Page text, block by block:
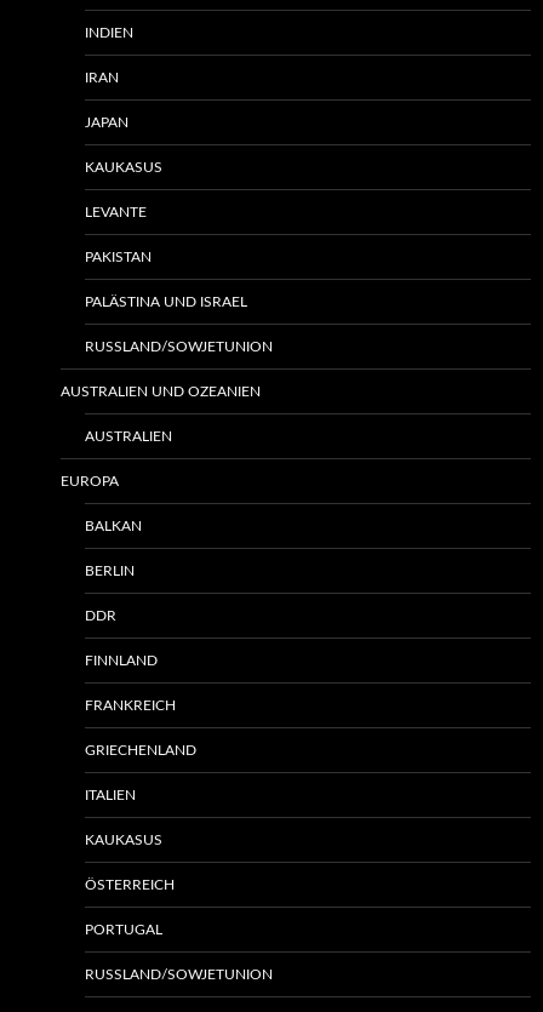
INDIEN
IRAN
JAPAN
KAUKASUS
LEVANTE
PAKISTAN
PALÄSTINA UND ISRAEL
RUSSLAND/SOWJETUNION
AUSTRALIEN UND OZEANIEN
AUSTRALIEN
EUROPA
BALKAN
BERLIN
DDR
FINNLAND
FRANKREICH
GRIECHENLAND
ITALIEN
KAUKASUS
ÖSTERREICH
PORTUGAL
RUSSLAND/SOWJETUNION